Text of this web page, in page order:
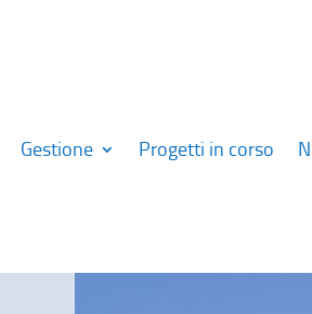
Gestione Progetti in corso